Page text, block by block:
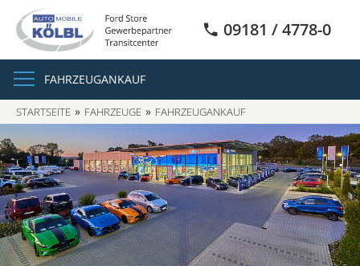
09181 / 4778-0
FAHRZEUGANKAUF
STARTSEITE FAHRZEUGE FAHRZEUGANKAUF